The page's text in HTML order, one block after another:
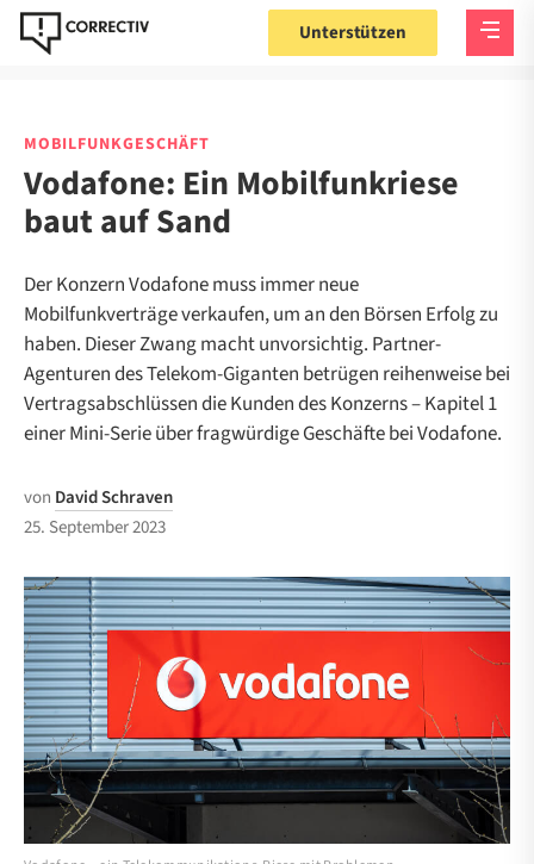
Unterstützen
MOBILFUNKGESCHÄFT
Vodafone: Ein Mobilfunkriese
baut auf Sand
Der Konzern Vodafone muss immer neue
Mobilfunkverträge verkaufen, um an den Börsen Erfolg zu
haben. Dieser Zwang macht unvorsichtig. Partner-
Agenturen des Telekom-Giganten betrügen reihenweise bei
Vertragsabschlüssen die Kunden des Konzerns – Kapitel 1
einer Mini-Serie über fragwürdige Geschäfte bei Vodafone.
von David Schraven
25. September 2023